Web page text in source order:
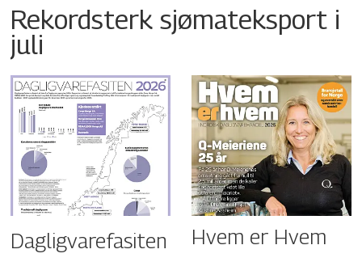
Rekordsterk sjømateksport i
juli
Dagligvarefasiten Hvem er Hvem